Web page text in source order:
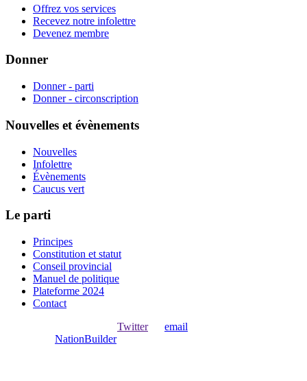
Offrez vos services
Recevez notre infolettre
Devenez membre
Donner
Donner - parti
Donner - circonscription
Nouvelles et évènements
Nouvelles
Infolettre
Évènements
Caucus vert
Le parti
Principes
Constitution et statut
Conseil provincial
Manuel de politique
Plateforme 2024
Contact
Twitterou email
NationBuilder